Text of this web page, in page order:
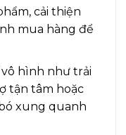
cải thiện
mua hàng để
hình như trải
tận tâm hoặc
xung quanh